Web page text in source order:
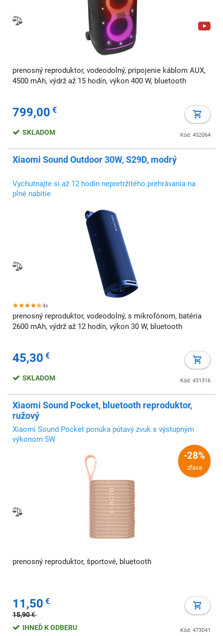
prenosný reproduktor, vodeodolný, pripojenie káblom AUX,
4500 mAh, výdrž až 15 hodín, výkon 400 W, bluetooth
799,00 €
Kód: 452064
SKLADOM
Xiaomi Sound Outdoor 30W, S29D, modrý
Vychutnajte si až 12 hodín nepretržitého prehrávania na
plné nabitie
4x
prenosný reproduktor, vodeodolný, s mikrofónom, batéria
2600 mAh, výdrž až 12 hodín, výkon 30 W, bluetooth
45,30 €
Kód: 431316
SKLADOM
Xiaomi Sound Pocket, bluetooth reproduktor,
ružový
Xiaomi Sound Pocket ponúka pútavý zvuk s výstupným
výkonom 5W
-28%
zľava
prenosný reproduktor, športové, bluetooth
11,50 €
15,90€
Kód: 473041
IHNEĎ K ODBERU